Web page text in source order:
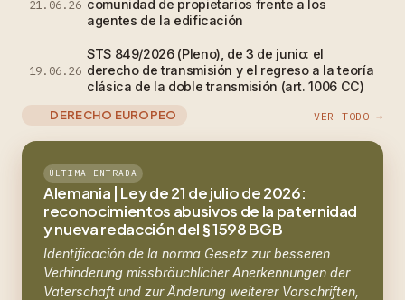
21.06.26 comunidad de propietarios frente a los
agentes de la edificación
19.06.26
STS 849/2026 (Pleno), de 3 de junio: el
derecho de transmisión y el regreso a la teoría
clásica de la doble transmisión (art. 1006 CC)
DERECHO EUROPEO
VER TODO →
ÚLTIMA ENTRADA
Alemania | Ley de 21 de julio de 2026:
reconocimientos abusivos de la paternidad
y nueva redacción del § 1598 BGB
Identificación de la norma Gesetz zur besseren
Verhinderung missbräuchlicher Anerkennungen der
Vaterschaft und zur Änderung weiterer Vorschriften,